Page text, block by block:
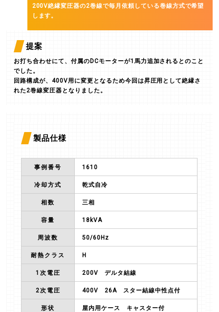
200V絶縁変圧器の2巻線で毎月依頼している巻線方式で希望
します。
提案
お打ち合わせにて、付属のDCモーターが1馬力追加されるとのこと
でした。
回路構成が、400V用に変更となるため今回は昇圧用として絶縁さ
れた2巻線変圧器となりました。
製品仕様
事例番号 1610
冷却方式 乾式自冷
相数 三相
容量 18kVA
周波数 50/60Hz
耐熱クラス H
1次電圧 200V デルタ結線
2次電圧 400V 26A スター結線中性点付
形状 屋内用ケース キャスター付